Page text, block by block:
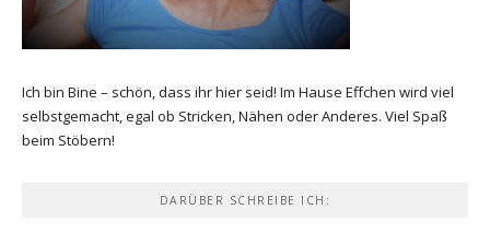
Ich bin Bine – schön, dass ihr hier seid! Im Hause Effchen wird viel
selbstgemacht, egal ob Stricken, Nähen oder Anderes. Viel Spaß
beim Stöbern!
DARÜBER SCHREIBE ICH: